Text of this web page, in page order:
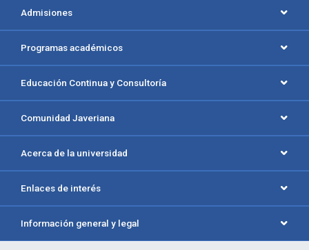
Admisiones
Programas académicos
Educación Continua y Consultoría
Comunidad Javeriana
Acerca de la universidad
Enlaces de interés
Información general y legal